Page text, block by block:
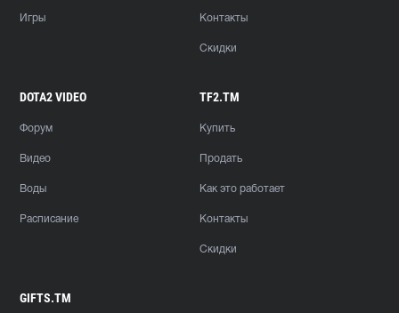
Игры Контакты
Скидки
DOTA2 VIDEO
Форум
Видео
Воды
Расписание
TF2.TM
Купить
Продать
Как это работает
Контакты
Скидки
GIFTS.TM